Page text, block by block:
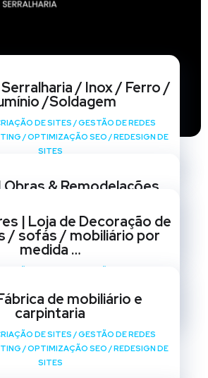
/ Inox / Ferro /
/Soldagem
DE SITES /GESTÃO DE REDES
/OPTIMIZAÇÃO SEO /REDESIGN DE
SITES
Obras & Remodelações
OPTIMIZAÇÃO SEO/ REDESIGN DE
SITES
| Loja de Decoração de
/ sofás / mobiliário por
medida …
SITESde mobiliário e
carpintaria
DE SITES /GESTÃO DE REDES
/OPTIMIZAÇÃO SEO /REDESIGN DE
SITES